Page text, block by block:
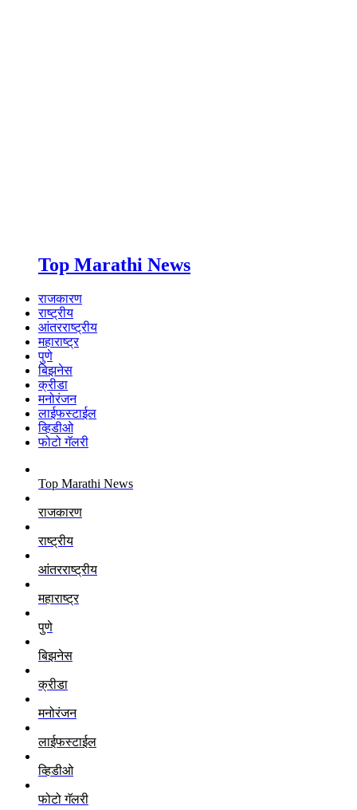
Top Marathi News
राजकारण
राष्ट्रीय
आंतरराष्ट्रीय
महाराष्ट्र
पुणे
बिझनेस
क्रीडा
मनोरंजन
लाईफस्टाईल
व्हिडीओ
फोटो गॅलरी
Top Marathi News
राजकारण
राष्ट्रीय
आंतरराष्ट्रीय
महाराष्ट्र
पुणे
बिझनेस
क्रीडा
मनोरंजन
लाईफस्टाईल
व्हिडीओ
फोटो गॅलरी